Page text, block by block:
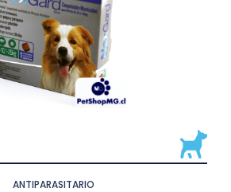
ANTIPARASITARIO